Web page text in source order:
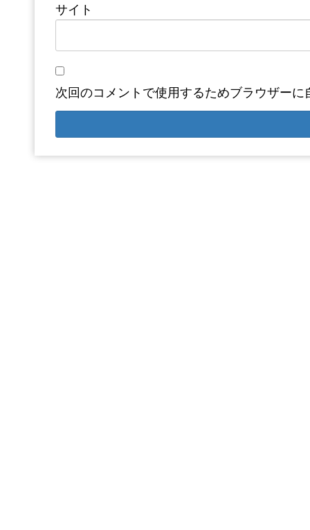
サイト
次回のコメントで使用するためブラウザー